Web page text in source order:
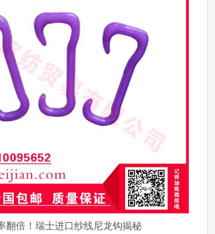
翻倍！瑞士进口纱线尼龙钩揭秘